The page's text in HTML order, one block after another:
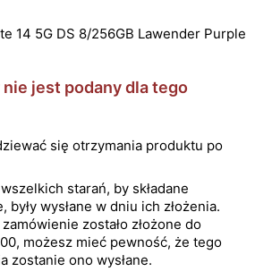
14 5G DS 8/256GB Lawender Purple
jest podany dla tego
się otrzymania produktu po
starań, by składane
były wysłane w dniu ich złożenia.
zostało złożone do
możesz mieć pewność, że tego
zostanie ono wysłane.